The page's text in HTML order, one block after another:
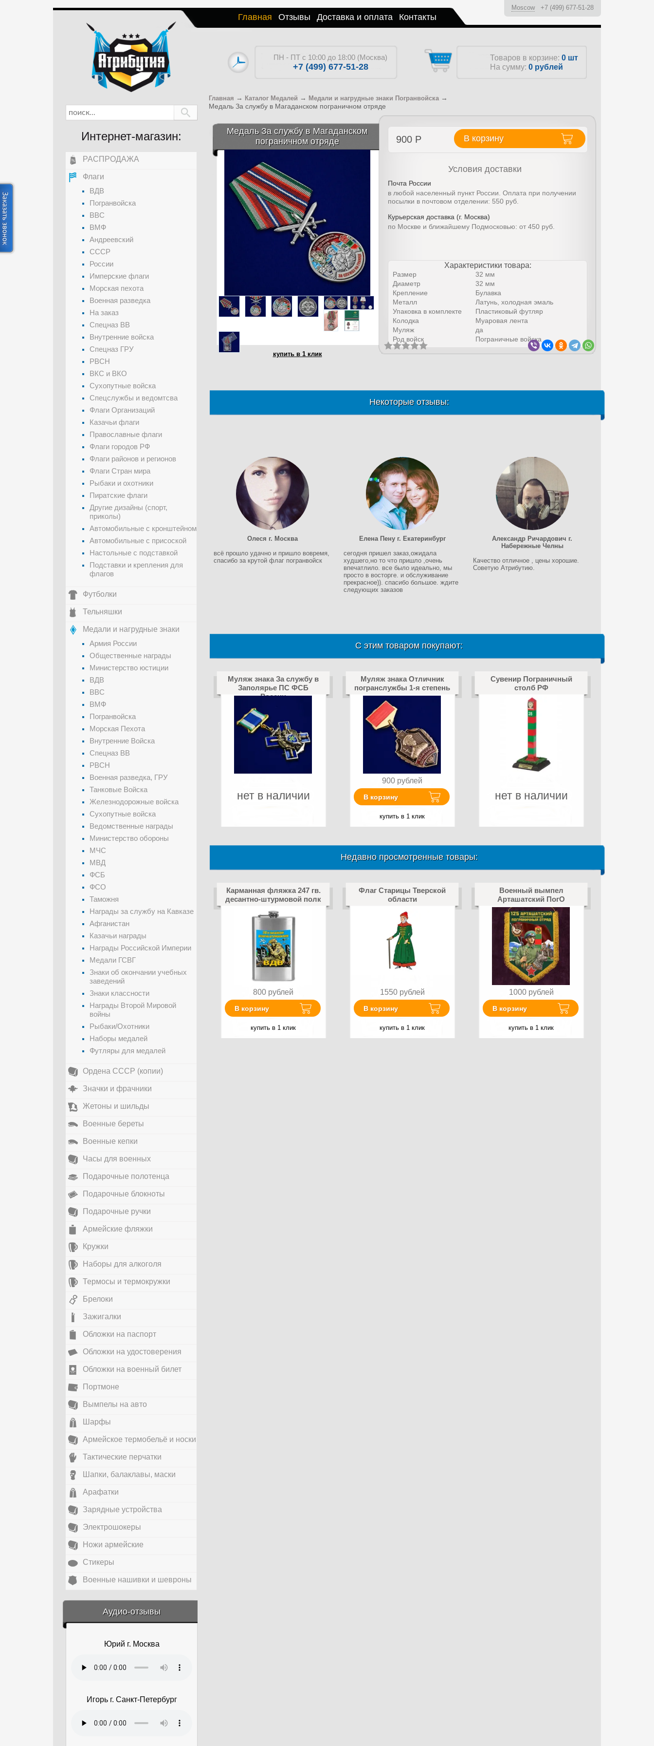
Главная Отзывы Доставка и оплата Контакты
Moscow +7 (499) 677-51-28
ПН - ПТ с 10:00 до 18:00 (Москва)
+7 (499) 677-51-28
Товаров в корзине: 0 шт
На сумму: 0 рублей
Главная → Каталог Медалей → Медали и нагрудные знаки Погранвойска →
Медаль За службу в Магаданском пограничном отряде
Медаль За службу в Магаданском
пограничном отряде
900 Р В корзину
купить в 1 клик
Условия доставки
Почта России
в любой населенный пункт России. Оплата при получении
посылки в почтовом отделении: 550 руб.
Курьерская доставка (г. Москва)
по Москве и ближайшему Подмосковью: от 450 руб.
Характеристики товара:
Размер
32 мм
Диаметр
32 мм
Крепление
Булавка
Металл
Латунь, холодная эмаль
Упаковка в комплекте
Пластиковый футляр
Колодка
Муаровая лента
Муляж
да
Род войск
Пограничные войска
Некоторые отзывы:
Олеся г. Москва
всё прошло удачно и пришло вовремя,
спасибо за крутой флаг погранвойск
Елена Пену г. Екатеринбург
сегодня пришел заказ,ожидала
худшего,но то что пришло ,очень
впечатлило. все было идеально, мы
просто в восторге. и обслуживание
прекрасное)). спасибо большое. ждите
следующих заказов
Александр Ричардович г.
Набережные Челны
Качество отличное , цены хорошие.
Советую Атрибутию.
С этим товаром покупают:
Муляж знака За службу в
Заполярье ПС ФСБ
России
нет в наличии
Муляж знака Отличник
погранслужбы 1-я степень
900 рублей
В корзину
купить в 1 клик
Сувенир Пограничный
столб РФ
нет в наличии
Недавно просмотренные товары:
Карманная фляжка 247 гв.
десантно-штурмовой полк
800 рублей
В корзину
купить в 1 клик
Флаг Старицы Тверской
области
1550 рублей
В корзину
купить в 1 клик
Военный вымпел
Арташатский ПогО
1000 рублей
В корзину
купить в 1 клик
Интернет-магазин:
РАСПРОДАЖА
Флаги
ВДВ
Погранвойска
ВВС
ВМФ
Андреевский
СССР
России
Имперские флаги
Морская пехота
Военная разведка
На заказ
Спецназ ВВ
Внутренние войска
Спецназ ГРУ
РВСН
ВКС и ВКО
Сухопутные войска
Спецслужбы и ведомтсва
Флаги Организаций
Казачьи флаги
Православные флаги
Флаги городов РФ
Флаги районов и регионов
Флаги Стран мира
Рыбаки и охотники
Пиратские флаги
Другие дизайны (спорт,
приколы)
Автомобильные с кронштейном
Автомобильные с присоской
Настольные с подставкой
Подставки и крепления для
флагов
Футболки
Тельняшки
Медали и нагрудные знаки
Армия России
Общественные награды
Министерство юстиции
ВДВ
ВВС
ВМФ
Погранвойска
Морская Пехота
Внутренние Войска
Спецназ ВВ
РВСН
Военная разведка, ГРУ
Танковые Войска
Железнодорожные войска
Сухопутные войска
Ведомственные награды
Министерство обороны
МЧС
МВД
ФСБ
ФСО
Таможня
Награды за службу на Кавказе
Афганистан
Казачьи награды
Награды Российской Империи
Медали ГСВГ
Знаки об окончании учебных
заведений
Знаки классности
Награды Второй Мировой
войны
Рыбаки/Охотники
Наборы медалей
Футляры для медалей
Ордена СССР (копии)
Значки и фрачники
Жетоны и шильды
Военные береты
Военные кепки
Часы для военных
Подарочные полотенца
Подарочные блокноты
Подарочные ручки
Армейские фляжки
Кружки
Наборы для алкоголя
Термосы и термокружки
Брелоки
Зажигалки
Обложки на паспорт
Обложки на удостоверения
Обложки на военный билет
Портмоне
Вымпелы на авто
Шарфы
Армейское термобельё и носки
Тактические перчатки
Шапки, балаклавы, маски
Арафатки
Зарядные устройства
Электрошокеры
Ножи армейские
Стикеры
Военные нашивки и шевроны
Аудио-отзывы
&amp;nbsp;
Юрий г. Москва
Игорь г. Санкт-Петербург